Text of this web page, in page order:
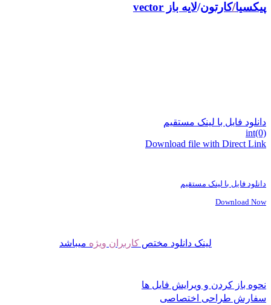
پیکسیا/ لایه باز vector کارتون
دانلود فایل با لینک مستقیم
int(0)
Download file with Direct Link
دانلود فایل با لینک مستقیم
Download Now
لینک دانلود مختص کاربران ویژه میباشد
نحوه باز کردن و ویرایش فایل ها
سفارش طراحی اختصاصی